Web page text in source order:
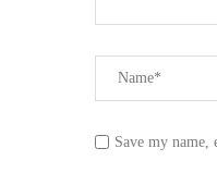
Save my